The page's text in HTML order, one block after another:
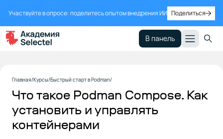
Участвуйте в опросе: поделитесь опытом внедрения ИИ Поделиться
В панель
1
Podman
Compose
2
Работа в
Главная Курсы Быстрый старт в Podman
Что такое Podman Compose. Как
установить и управлять
контейнерами